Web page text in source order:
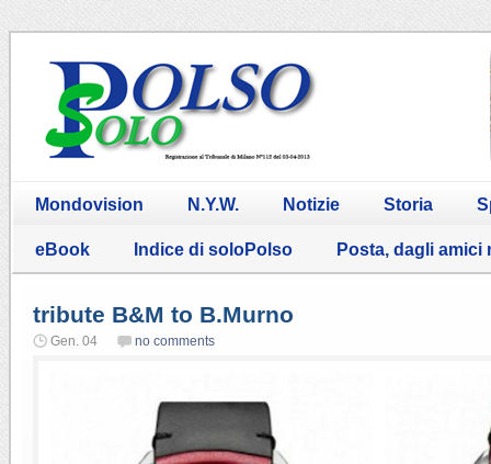
Mondovision N.Y.W. Notizie Storia
eBook Indice di soloPolso Posta, dagli amici
tribute B&M to B.Murno
Gen. 04 no comments